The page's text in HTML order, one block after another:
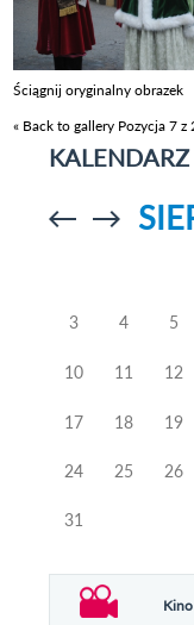
Ściągnij oryginalny obrazek
« Back to gallery Pozycja 7 z
Przejdź doPrzejdź
3 4 5
10 11 12
17 18 19
24 25 26
31